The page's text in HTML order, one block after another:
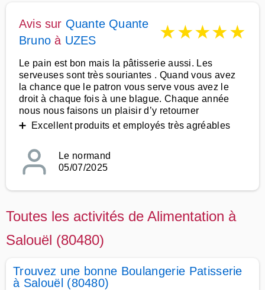
Avis sur Quante Quante
Bruno à UZES ★★★★★
Le pain est bon mais la pâtisserie aussi. Les
serveuses sont très souriantes . Quand vous avez
la chance que le patron vous serve vous avez le
droit à chaque fois à une blague. Chaque année
nous nous faisons un plaisir d’y retourner
➕ Excellent produits et employés très agréables
Le normand
05/07/2025
Toutes les activités de Alimentation à
Salouël (80480)
Trouvez une bonne Boulangerie Patisserie
à Salouël (80480)